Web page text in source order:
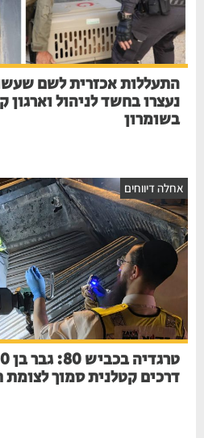
התעללות אכזרית לשם
נעצרו בחשד לניהול וארגון
בשומרון
דיווחים
דרכים קטלנית סמוך לצומת תל